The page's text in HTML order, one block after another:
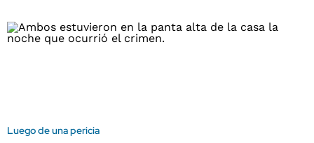
Luego de una pericia